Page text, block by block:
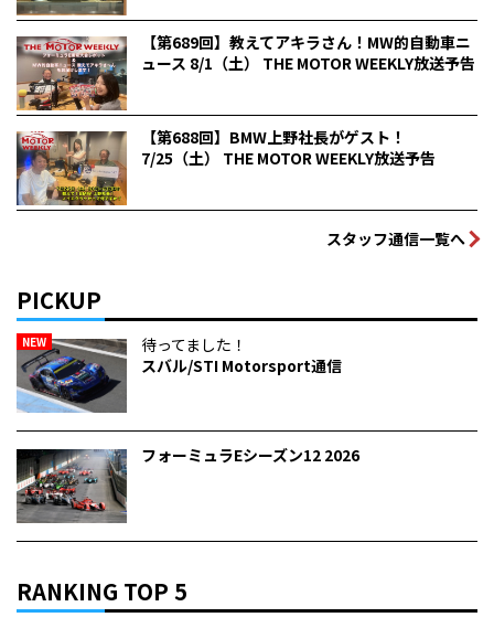
【第689回】教えてアキラさん！MW的自動車ニ
ュース 8/1（土） THE MOTOR WEEKLY放送予告
【第688回】BMW上野社長がゲスト！
7/25（土） THE MOTOR WEEKLY放送予告
スタッフ通信一覧へ
PICKUP
NEW
待ってました！
スバル/STI Motorsport通信
フォーミュラEシーズン12 2026
RANKING TOP 5